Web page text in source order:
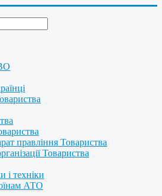
правління Товариства
Товариства
і техніки
АТО